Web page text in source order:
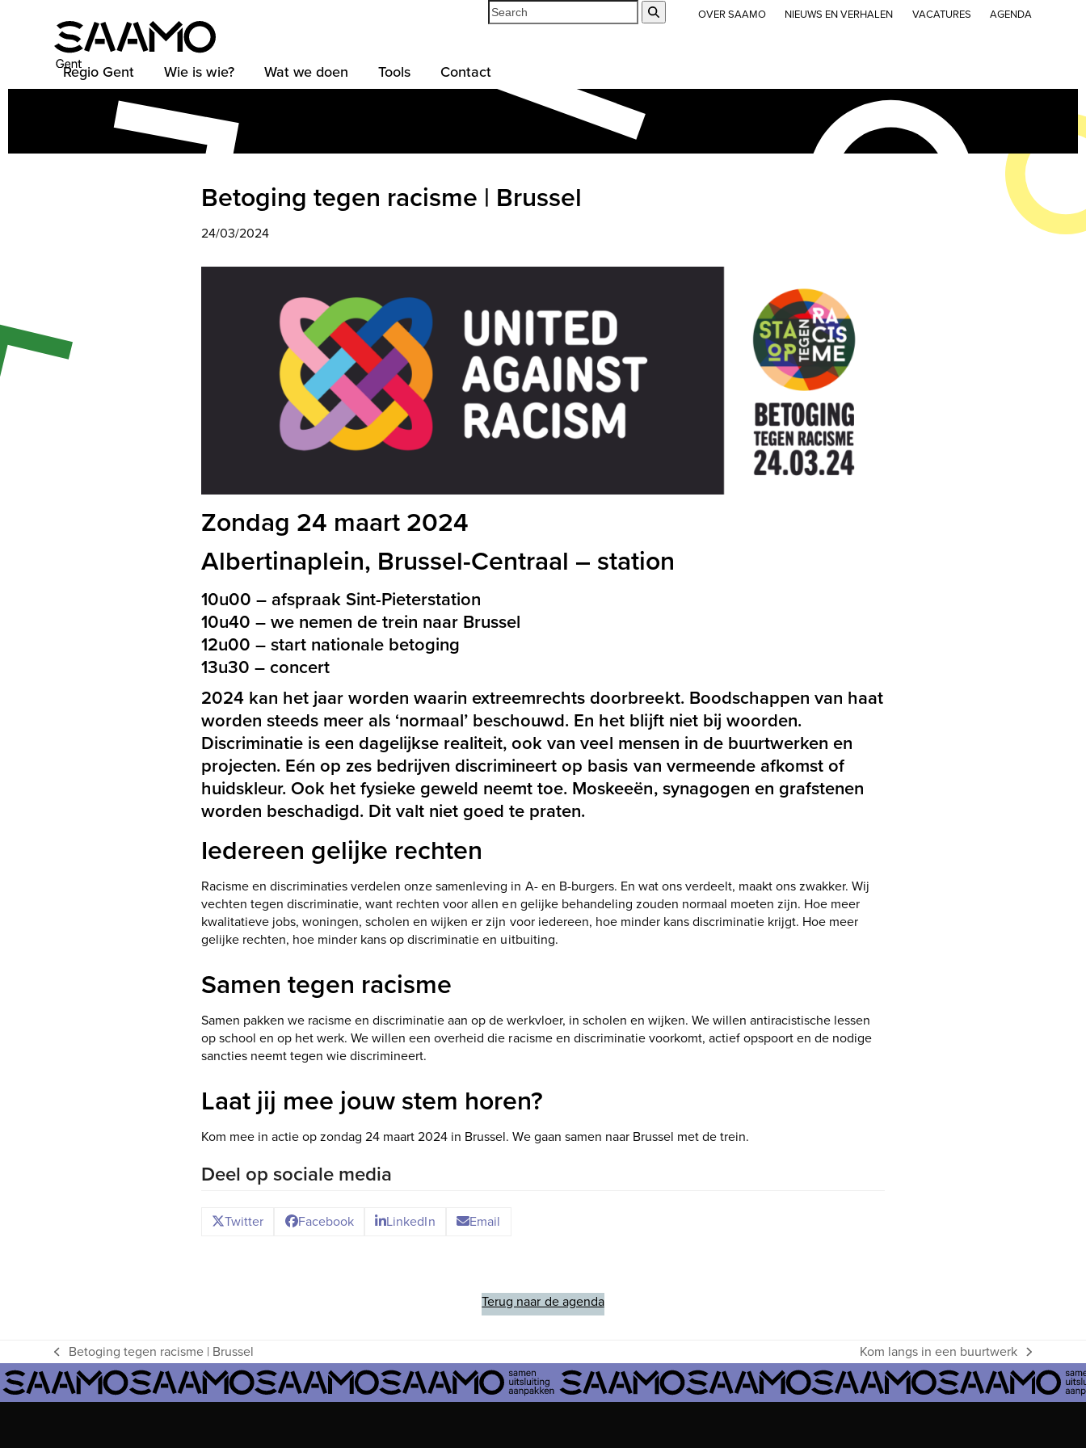
OVER SAAMO NIEUWS EN VERHALEN VACATURES AGENDA
Search
Regio Gent Wie is wie? Wat we doen Tools Contact
Betoging tegen racisme | Brussel
24/03/2024
Zondag 24 maart 2024
Albertinaplein, Brussel-Centraal – station
10u00 – afspraak Sint-Pieterstation
10u40 – we nemen de trein naar Brussel
12u00 – start nationale betoging
13u30 – concert
2024 kan het jaar worden waarin extreemrechts doorbreekt. Boodschappen van haat
worden steeds meer als ‘normaal’ beschouwd. En het blijft niet bij woorden.
Discriminatie is een dagelijkse realiteit, ook van veel mensen in de buurtwerken en
projecten. Eén op zes bedrijven discrimineert op basis van vermeende afkomst of
huidskleur. Ook het fysieke geweld neemt toe. Moskeeën, synagogen en grafstenen
worden beschadigd. Dit valt niet goed te praten.
Iedereen gelijke rechten
Racisme en discriminaties verdelen onze samenleving in A- en B-burgers. En wat ons verdeelt, maakt ons zwakker. Wij
vechten tegen discriminatie, want rechten voor allen en gelijke behandeling zouden normaal moeten zijn. Hoe meer
kwalitatieve jobs, woningen, scholen en wijken er zijn voor iedereen, hoe minder kans discriminatie krijgt. Hoe meer
gelijke rechten, hoe minder kans op discriminatie en uitbuiting.
Samen tegen racisme
Samen pakken we racisme en discriminatie aan op de werkvloer, in scholen en wijken. We willen antiracistische lessen
op school en op het werk. We willen een overheid die racisme en discriminatie voorkomt, actief opspoort en de nodige
sancties neemt tegen wie discrimineert.
Laat jij mee jouw stem horen?
Kom mee in actie op zondag 24 maart 2024 in Brussel. We gaan samen naar Brussel met de trein.
Deel op sociale media
Twitter Facebook LinkedIn Email
Terug naar de agenda
previous
post:
Betoging tegen racisme | Brussel
next
post:
Kom langs in een buurtwerk